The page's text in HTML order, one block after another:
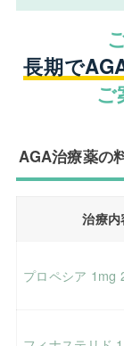
長期で
ご
AGA治療薬の
治療内
プロペシア 1mg